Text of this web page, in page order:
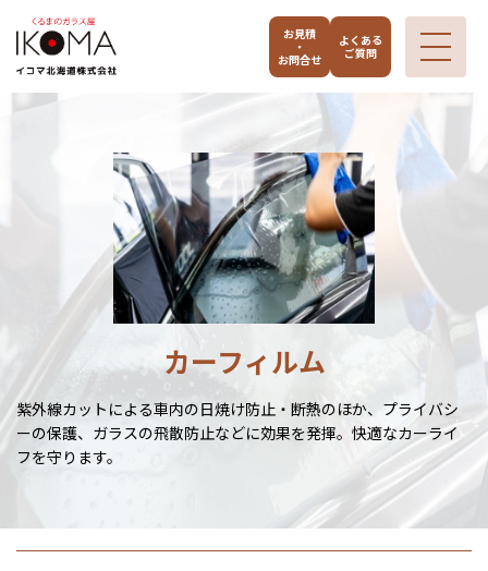
お見積
・
お問合せ
よくある
ご質問
カーフィルム
紫外線カットによる車内の日焼け防止・断熱のほか、プライバシ
ーの保護、ガラスの飛散防止などに効果を発揮。快適なカーライ
フを守ります。